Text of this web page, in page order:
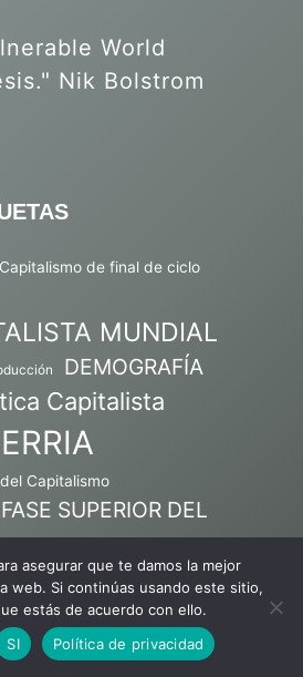
World
Nik Bolstrom
Capitalismo de final de ciclo
MUNDIAL
DEMOGRAFÍA
Capitalista
Capitalismo
SUPERIOR DEL
de trabajo
de la tasa de ganancia
asegurar que te damos la mejor
web. Si continúas usando este sitio,
estás de acuerdo con ello.
SI Política de privacidad